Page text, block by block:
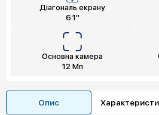
Діагональ екрану
6.1"
Основна камера
12 Мп
Опис